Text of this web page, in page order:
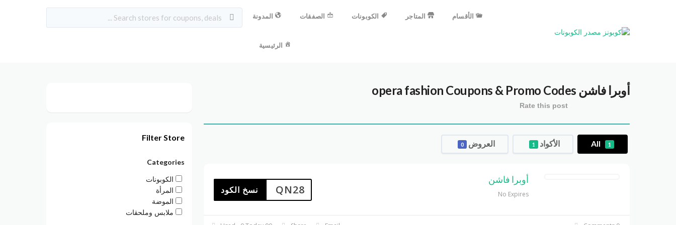
المدونة الصفقات الكوبونات المتاجر الأقسام
الرئيسية
أوبرا فاشن opera fashion Coupons & Promo Codes
Rate this post
All 1 الأكواد 1 العروض 0
أوبرا فاشن
No Expires
QN28 نسخ الكود
Filter Store
Categories
الكوبونات
المرأة
الموضة
ملابس وملحقات